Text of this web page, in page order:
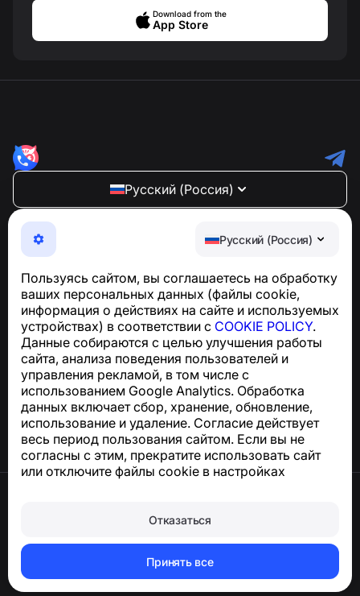
Русский (Россия)
Пользуясь сайтом, вы соглашаетесь на обработку
ваших персональных данных (файлы cookie,
информация о действиях на сайте и используемых
устройствах) в соответствии с COOKIE POLICY.
Данные собираются с целью улучшения работы
сайта, анализа поведения пользователей и
управления рекламой, в том числе с
использованием Google Analytics. Обработка
данных включает сбор, хранение, обновление,
использование и удаление. Согласие действует
весь период пользования сайтом. Если вы не
согласны с этим, прекратите использовать сайт
или отключите файлы cookie в настройках
Отказаться
Принять все
Download from the
App Store
Русский (Россия)
NumBuster © 2013—2026 ·
Максимально удобное приложение для защиты от
телефонных мошенников, спама и нежелательных
Для запросов по соблюдению GDPR:
support@numbuster.com
Центр поддержки
Новости и статьи
О проекте
Контакты
Удалить аккаунт и персональные данные